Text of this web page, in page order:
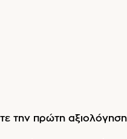
την πρώτη